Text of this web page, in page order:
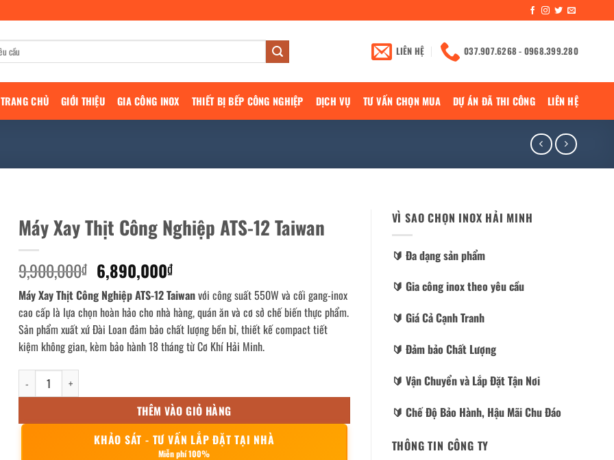
LIÊN HỆ 037.907.6268 - 0968.399.280
TRANG CHỦ GIỚI THIỆU GIA CÔNG INOX THIẾT BỊ BẾP CÔNG NGHIỆP DỊCH VỤ TƯ VẤN CHỌN MUA DỰ ÁN ĐÃ THI CÔNG LIÊN HỆ
Máy Xay Thịt Công Nghiệp ATS-12 Taiwan
9,900,000₫ Giá
gốc
là:
9,900,000₫.
6,890,000₫Giá
hiện
tại
là:
6,890,000₫.
Máy Xay Thịt Công Nghiệp ATS-12 Taiwanvới công suất 550W và cối gang-inox
cao cấp là lựa chọn hoàn hảo cho nhà hàng, quán ăn và cơ sở chế biến thực phẩm.
Sản phẩm xuất xứ Đài Loan đảm bảo chất lượng bền bỉ, thiết kế compact tiết
kiệm không gian, kèm bảo hành 18 tháng từ Cơ Khí Hải Minh.
Máy Xay Thịt Công Nghiệp ATS-12 Taiwan số lượng
THÊM VÀO GIỎ HÀNG
KHẢO SÁT - TƯ VẤN LẮP ĐẶT TẠI NHÀ
Miễn phí 100%
VÌ SAO CHỌN INOX HẢI MINH
🔰️ Đa dạng sản phẩm
🔰️ Gia công inox theo yêu cầu
🔰️ Giá Cả Cạnh Tranh
🔰️ Đảm bảo Chất Lượng
🔰️ Vận Chuyển và Lắp Đặt Tận Nơi
🔰️ Chế Độ Bảo Hành, Hậu Mãi Chu Đáo
THÔNG TIN CÔNG TY